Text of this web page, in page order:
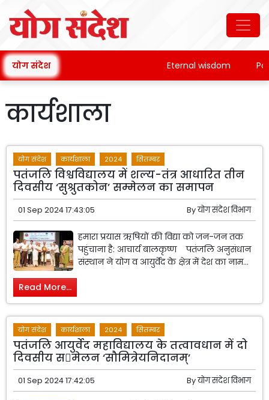
योग संदेश Eternal wisdom
कार्यशाला
योग संदेश कार्यशाला 2024 सितम्बर
पतंजलि विश्वविद्यालय में शल्य-तंत्र आधारित तीन
दिवसीय ‘सुश्रुतकोन’ सम्मेलन का समापन
01 Sep 2024 17:43:05 Byयोग संदेश विभाग
हमारा प्रयास ऋषियों की विद्या को जन-जन तक
पहुंचाना है: आचार्य बालकृष्ण पतंजलि अनुसंधान
संस्थान ने योग व आयुर्वेद के क्षेत्र में देश का नाम...
Read More...
योग संदेश कार्यशाला 2024 सितम्बर
पतंजलि आयुर्वेद महाविद्यालय के तत्वावधान में दो
दिवसीय समेलन ‘सौमित्रेयनिदानम्’
01 Sep 2024 17:42:05 Byयोग संदेश विभाग